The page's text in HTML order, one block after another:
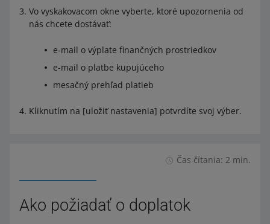
Vo vyskakovacom okne vyberte, ktoré upozornenia od
nás chcete dostávať:
e-mail o výplate finančných prostriedkov
e-mail o platbe kupujúceho
mesačný prehľad platieb
Kliknutím na [uložiť nastavenia] potvrdíte svoj výber.
Čas čítania: 2 min.
Ako požiadať o doplatok